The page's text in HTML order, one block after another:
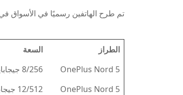
تم طرح الهاتفين رسميًا في الأسواق في
الطراز السعة
OnePlus Nord 5
8/256 جيجابايت
OnePlus Nord 5
12/512 جيجابايت